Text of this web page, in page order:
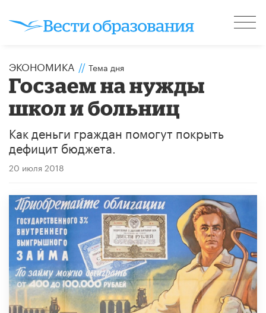
ЭКОНОМИКА // Тема дня
Госзаем на нужды
школ и больниц
Как деньги граждан помогут покрыть
дефицит бюджета.
20 июля 2018